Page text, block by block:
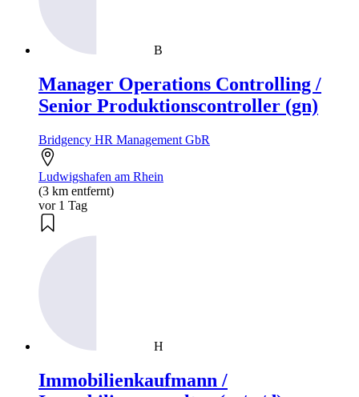
B
Manager Operations Controlling /
Senior Produktionscontroller (gn)
Bridgency HR Management GbR
Ludwigshafen am Rhein
(3 km entfernt)
vor 1 Tag
H
Immobilienkaufmann /